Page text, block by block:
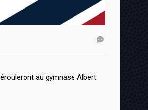
au gymnase Albert